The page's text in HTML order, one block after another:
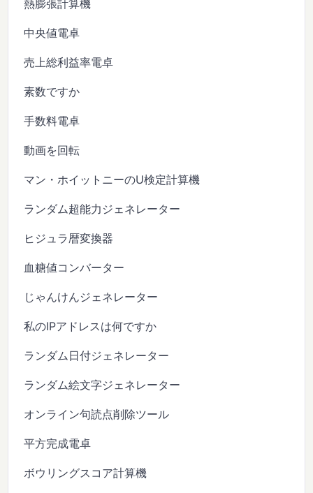
熱膨張計算機
中央値電卓
売上総利益率電卓
素数ですか
手数料電卓
動画を回転
マン・ホイットニーのU検定計算機
ランダム超能力ジェネレーター
ヒジュラ暦変換器
血糖値コンバーター
じゃんけんジェネレーター
私のIPアドレスは何ですか
ランダム日付ジェネレーター
ランダム絵文字ジェネレーター
オンライン句読点削除ツール
平方完成電卓
ボウリングスコア計算機